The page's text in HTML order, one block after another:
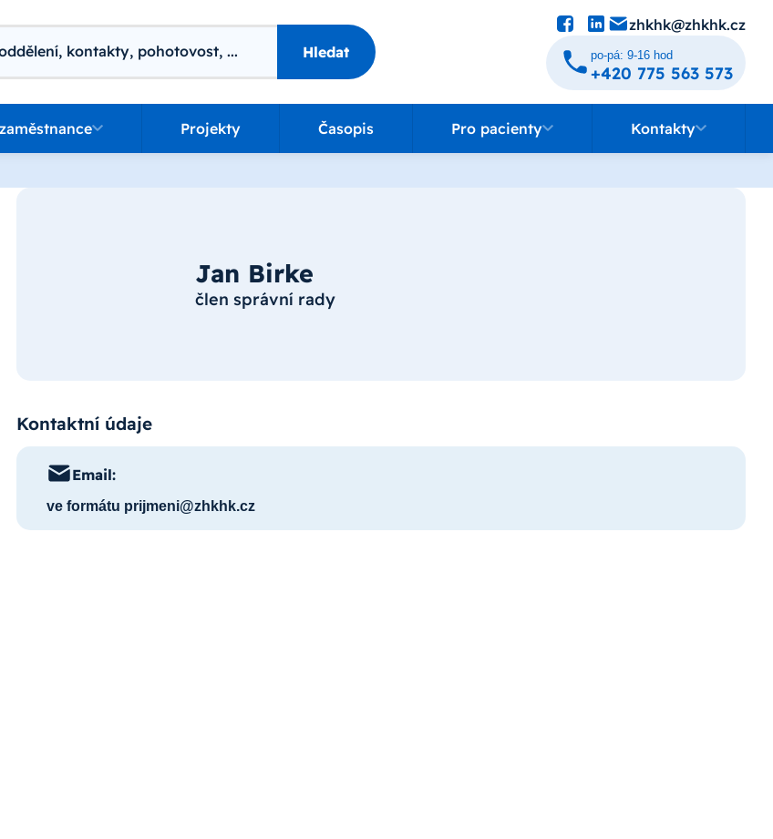
Hledat
zhkhk@zhkhk.cz
po-pá: 9-16 hod
+420 775 563 573
Projekty Časopis Pro pacienty Kontakty
Jan Birke
člen správní rady
Kontaktní údaje
Email:
ve formátu prijmeni@zhkhk.cz